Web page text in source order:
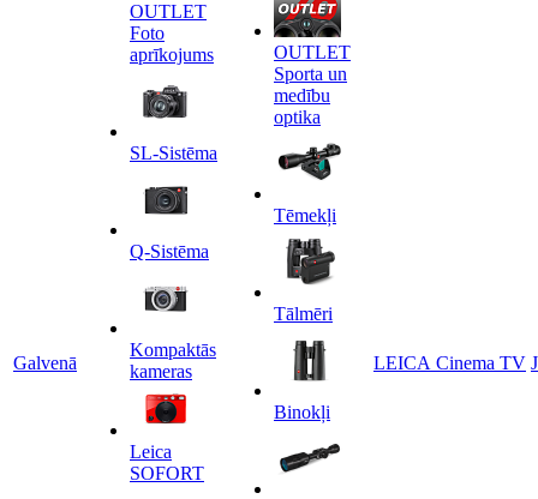
Galvenā
OUTLET
Foto
aprīkojums
SL-Sistēma
Q-Sistēma
Kompaktās
kameras
Leica
SOFORT
OUTLET
Sporta un
medību
optika
Tēmekļi
Tālmēri
Binokļi
LEICA Cinema TV